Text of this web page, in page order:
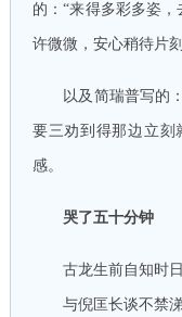
的：“来得多彩多姿
许微微，安心稍待片
以及简瑞普写的：
要三劝到得那边立刻
感。
哭了五十分钟
古龙生前自知时日
与倪匡长谈不禁涕